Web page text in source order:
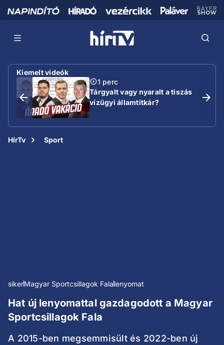
Kiemelt videók
1 perc
Tárgyalt vagy nyaralt a tiszás
vízügyi államtitkár?
HírTv Sport
sikerMagyar Sportcsillagok Falalenyomat
Hat új lenyomattal gazdagodott a Magyar
Sportcsillagok Fala
A 2015-ben megsemmisült és 2022-ben új